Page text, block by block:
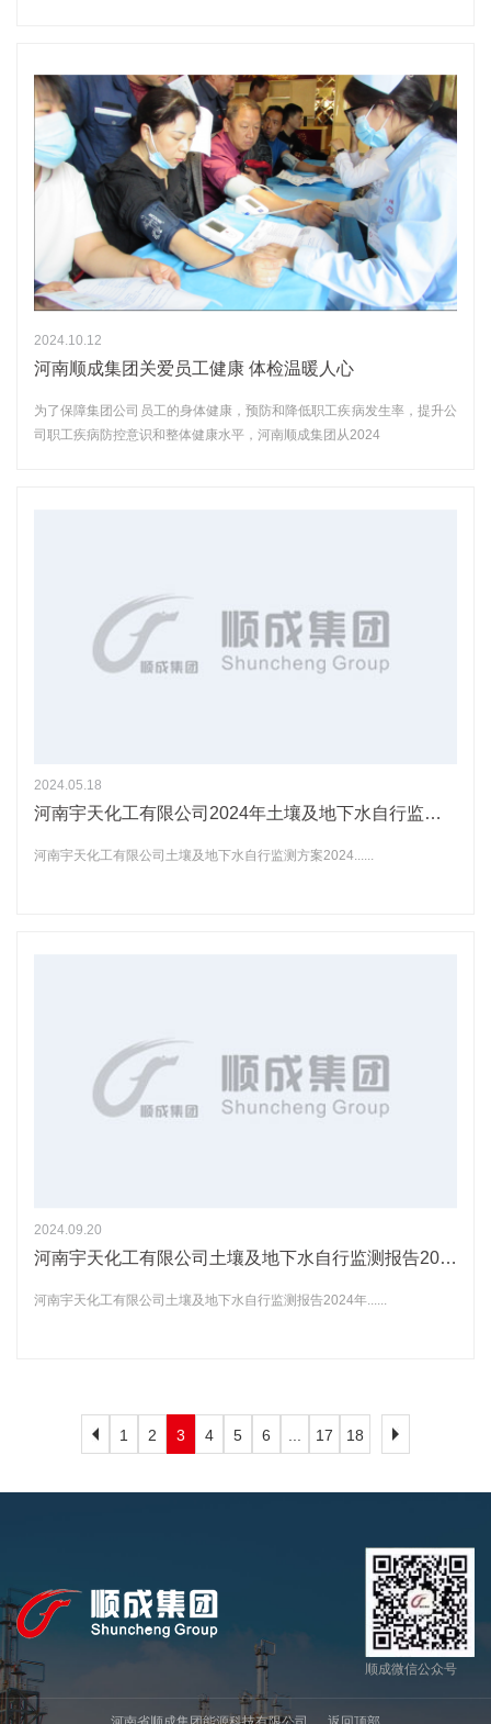
2024.10.12
河南顺成集团关爱员工健康 体检温暖人心
为了保障集团公司员工的身体健康，预防和降低职工疾病发生率，提升公
司职工疾病防控意识和整体健康水平，河南顺成集团从2024
2024.05.18
河南宇天化工有限公司2024年土壤及地下水自行监测方案
河南宇天化工有限公司土壤及地下水自行监测方案2024......
2024.09.20
河南宇天化工有限公司土壤及地下水自行监测报告2024年
河南宇天化工有限公司土壤及地下水自行监测报告2024年......
1 2 3 4 5 6 17 18
顺成微信公众号